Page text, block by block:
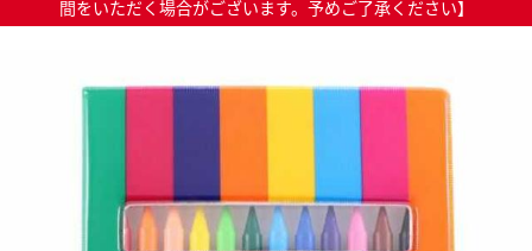
間をいただく場合がございます。予めご了承ください】